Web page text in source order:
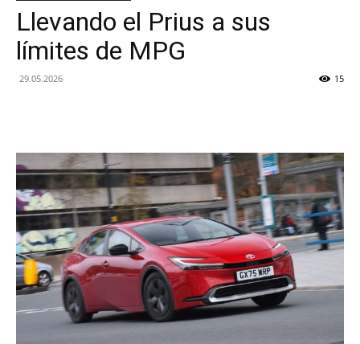
Llevando el Prius a sus
límites de MPG
29.05.2026 15